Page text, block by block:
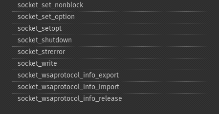
socket_​set_​nonblock
socket_​set_​option
socket_​setopt
socket_​shutdown
socket_​strerror
socket_​write
socket_​wsaprotocol_​info_​export
socket_​wsaprotocol_​info_​import
socket_​wsaprotocol_​info_​release